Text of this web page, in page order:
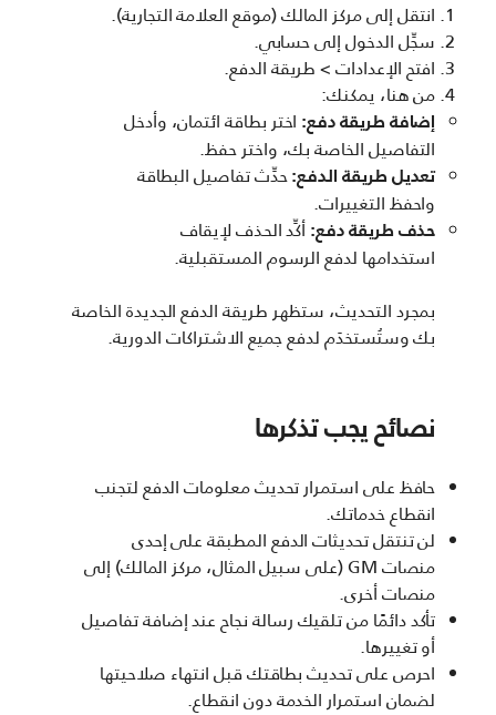
انتقل إلى مركز المالك (موقع العلامة التجارية).
سجِّل الدخول إلى حسابي.
افتح الإعدادات > طريقة الدفع.
من هنا، يمكنك:
إضافة طريقة دفع: اختر بطاقة ائتمان، وأدخل
التفاصيل الخاصة بك، واختر حفظ.
تعديل طريقة الدفع: حدِّث تفاصيل البطاقة
واحفظ التغييرات.
حذف طريقة دفع: أكِّد الحذف لإيقاف
استخدامها لدفع الرسوم المستقبلية.
بمجرد التحديث، ستظهر طريقة الدفع الجديدة الخاصة
بك وستُستخدَم لدفع جميع الاشتراكات الدورية.
نصائح يجب تذكرها
حافظ على استمرار تحديث معلومات الدفع لتجنب
انقطاع خدماتك.
لن تنتقل تحديثات الدفع المطبقة على إحدى
منصات GM (على سبيل المثال، مركز المالك) إلى
منصات أخرى.
تأكد دائمًا من تلقيك رسالة نجاح عند إضافة تفاصيل
أو تغييرها.
احرص على تحديث بطاقتك قبل انتهاء صلاحيتها
لضمان استمرار الخدمة دون انقطاع.